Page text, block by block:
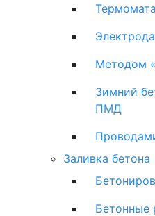
Методом
Зимний
ПМД
Заливка бетона
Бетонные